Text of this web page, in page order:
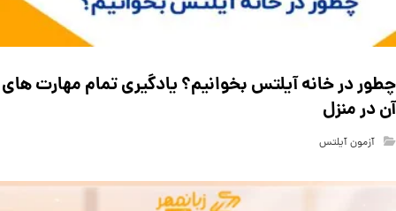
چطور در خانه آیلتس بخوانیم؟ یادگیری تمام مهارت های
آن در منزل
آزمون آیلتس